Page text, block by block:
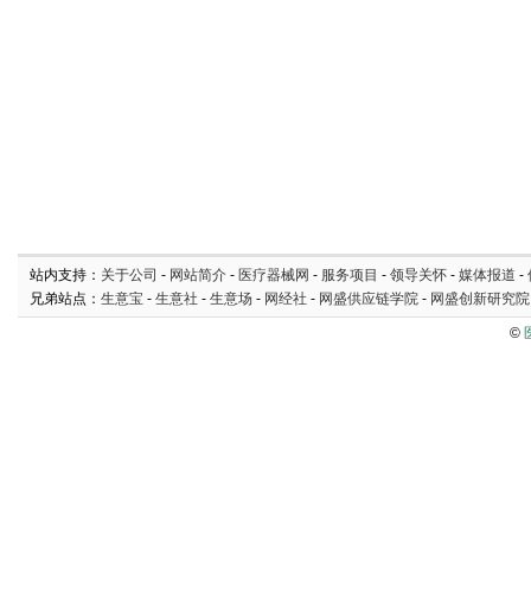
站内支持： 关于公司 - 网站简介 - 医疗器械网 - 服务项目 - 领导关怀 - 媒体报道 -
兄弟站点： 生意宝 - 生意社 - 生意场 - 网经社 - 网盛供应链学院 - 网盛创新研究院
©